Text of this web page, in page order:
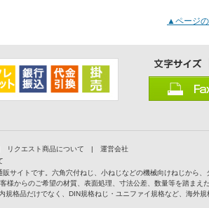
▲ページ
リクエスト商品について |
運営会社
サイトです。六角穴付ねじ、小ねじなどの機械向けねじから、
からのご希望の材質、表面処理、寸法公差、数量等を踏まえ
格品だけでなく、DIN規格ねじ・ユニファイ規格など、海外規